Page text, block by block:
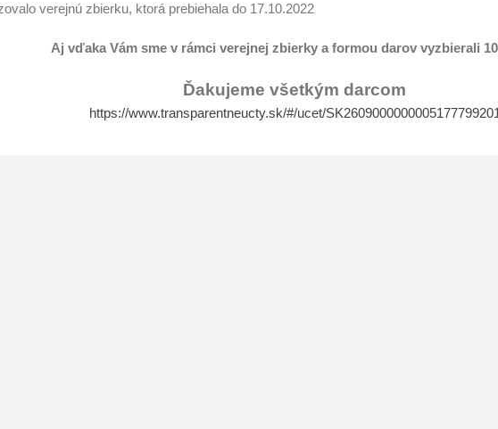
verejnú zbierku, ktorá prebiehala do 17.10.2022
Aj vďaka Vám sme v rámci verejnej zbierky a formou darov vyzbierali
Ďakujeme všetkým darcom
https://www.transparentneucty.sk/#/ucet/